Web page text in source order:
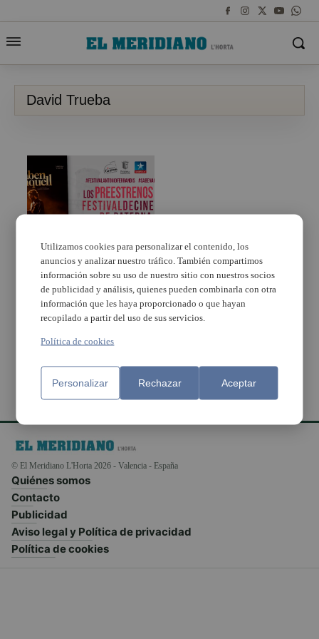
David Trueba
David Trueba
preestrena en Paterna
“Saben aquell”, la
película sobre la vida y
la carrera del cómico
Eugenio
© El Meridiano L'Horta 2026 - Valencia - España
Quiénes somos
Contacto
Publicidad
Aviso legal y Política de privacidad
Política de cookies
Utilizamos cookies para personalizar el contenido, los
anuncios y analizar nuestro tráfico. También compartimos
información sobre su uso de nuestro sitio con nuestros socios
de publicidad y análisis, quienes pueden combinarla con otra
información que les haya proporcionado o que hayan
recopilado a partir del uso de sus servicios.
Política de cookies
Personalizar Rechazar Aceptar